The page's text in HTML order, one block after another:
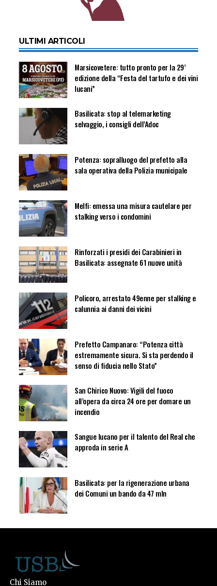
ULTIMI ARTICOLI
Marsicovetere: tutto pronto per la 29’
edizione della “Festa del tartufo e dei vini
lucani”
Basilicata: stop al telemarketing
selvaggio, i consigli dell’Adoc
Potenza: sopralluogo del prefetto alla
sala operativa della Polizia municipale
Melfi: emessa una misura cautelare per
stalking verso i condomini
Rinforzati i presidi dei Carabinieri in
Basilicata: assegnate 61 nuove unità
Policoro, arrestato 49enne per stalking e
calunnia ai danni dei vicini
Prefetto Campanaro: “Potenza città
estremamente sicura. Si sta perdendo il
senso di fiducia nello Stato”
San Chirico Nuovo: Vigili del fuoco
all’opera da circa 24 ore per domare un
incendio
Sangue lucano per il talento del Real che
approda in serie A
Basilicata: per la rigenerazione urbana
dei Comuni un bando da 47 mln
Chi Siamo